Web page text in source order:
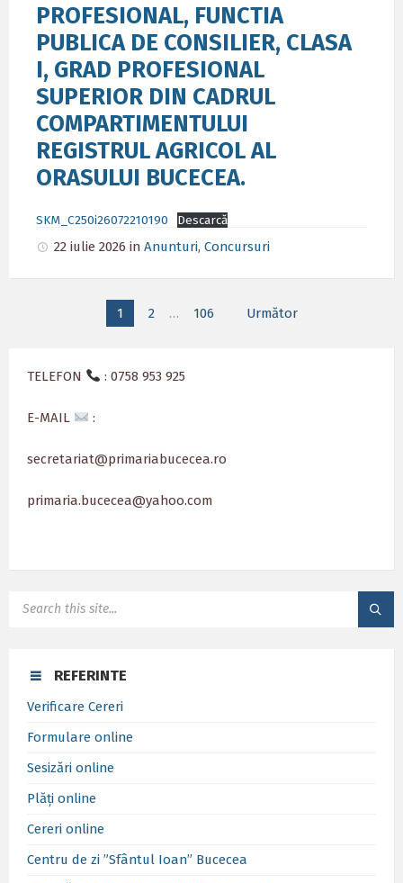
PROFESIONAL, FUNCTIA
PUBLICA DE CONSILIER, CLASA
I, GRAD PROFESIONAL
SUPERIOR DIN CADRUL
COMPARTIMENTULUI
REGISTRUL AGRICOL AL
ORASULUI BUCECEA.
SKM_C250i26072210190 Descarcă
22 iulie 2026 in Anunturi, Concursuri
1 2 … 106 Următor
TELEFON : 0758 953 925
E-MAIL :
secretariat@primariabucecea.ro
primaria.bucecea@yahoo.com
REFERINTE
Verificare Cereri
Formulare online
Sesizări online
Plăți online
Cereri online
Centru de zi ”Sfântul Ioan” Bucecea